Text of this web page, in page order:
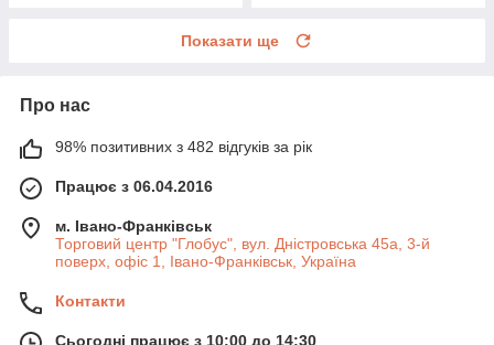
Показати ще
Про нас
98% позитивних з 482 відгуків за рік
Працює з 06.04.2016
м. Івано-Франківськ
Торговий центр "Глобус", вул. Дністровська 45а, 3-й
поверх, офіс 1, Івано-Франківськ, Україна
Контакти
Сьогодні працює з 10:00 до 14:30